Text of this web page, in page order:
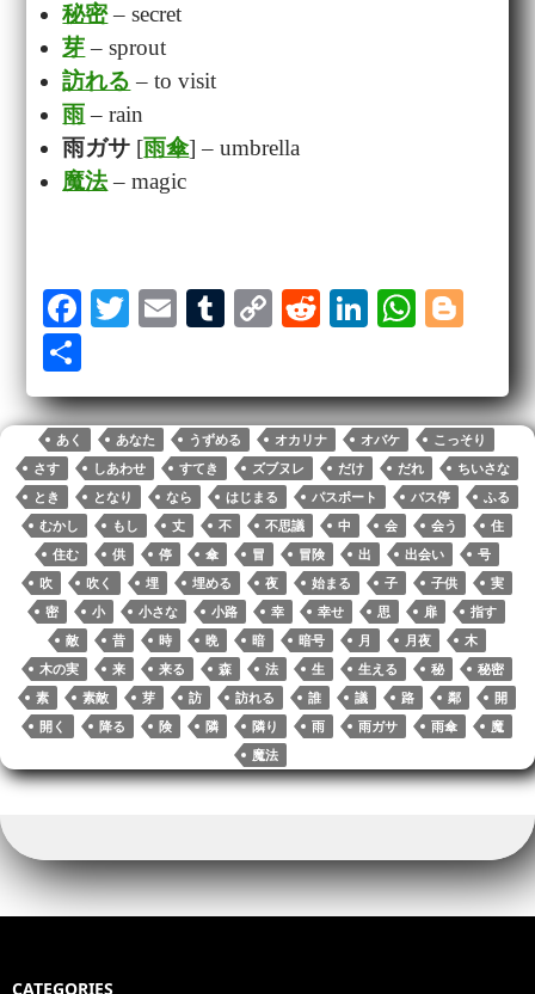
秘密– secret
芽– sprout
訪れる – to visit
雨– rain
雨ガサ [雨傘] – umbrella
魔法– magic
Fa
bo
ok
T
tte
r
E
ail
T
m
bl
r
C
y
Li
nk
R
di
t
Li
ed
In
W
ts
A
pp
ge
r
ha
re
あく あなた うずめる オカリナ オバケ
こっそり
さす
しあわせ すてき ズブヌレ だけ だれ
ちいさな
とき
となり なら はじまる パスポート バス停
ふる
むかし
もし 丈 不 不思議 中 会 会う
住
住む
供 停 傘 冒 冒険 出 出会い
号
吹
吹く 埋 埋める 夜 始まる 子 子供
実
密
小 小さな 小路 幸 幸せ 思 扉
指す
敵
昔 時 晩 暗 暗号 月 月夜
木
木の実
来 来る 森 法 生 生える 秘
秘密
素
素敵 芽 訪 訪れる 誰 議 路 鄰
開
開く
降る 険 隣 隣り 雨 雨ガサ 雨傘
魔
魔法
CATEGORIES